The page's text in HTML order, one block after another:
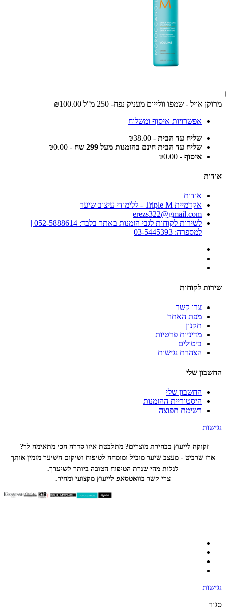
מרוקן אויל - שמפו וולייום מעניק נפח- 250 מ"ל
₪100.00
אפשרויות איסוף ומשלוח
שליח עד הבית - ₪38.00
שליח עד הבית חינם בהזמנות מעל 299 שח
- ₪0.00
איסוף - ₪0.00
אודות
אודות
אקדמיית Triple M - ללימודי עיצוב שיער
erezs322@gmail.com
לשירות לקוחות לגבי הזמנות באתר בלבד: 052-5888614 |
למספרה: 03-5445393
שירות לקוחות
צרו קשר
מפת האתר
תקנון
מדיניות פרטיות
ביטולים
הצהרת נגישות
החשבון שלי
החשבון שלי
היסטוריית ההזמנות
רשימת תפוצה
נגישות
זקוקה לייעוץ בבחירת מוצרים? מתלבטת איזו סדרה הכימתאימה לך?
ארז שרביט - מעצב שיער מוביל ומומחה לטיפוח ושיקום השיער מזמין אותך
לגלות מהי שגרת הטיפוח הטובה ביותר לשיערך.
צרי קשר בוואטסאפ לייעוץ מקצועי ומהיר.
נגישות
סגור